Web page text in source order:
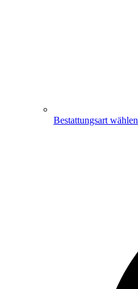
Bestattungsart wählen